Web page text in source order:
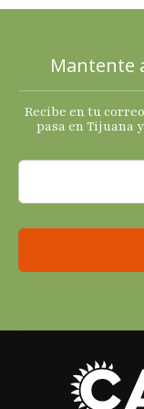
s
Mantente
Recibe en tu
pasa en Tijuana